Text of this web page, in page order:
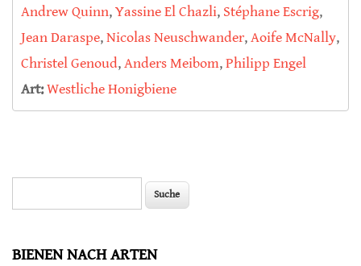
Andrew Quinn,Yassine El Chazli, Stéphane Escrig,
Jean Daraspe,Nicolas Neuschwander,Aoife McNally,
Christel Genoud,Anders Meibom,Philipp Engel
Art:Westliche Honigbiene
BIENEN NACH ARTEN